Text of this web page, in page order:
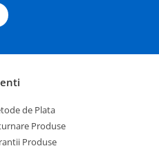
de Plata
Produse
Produse